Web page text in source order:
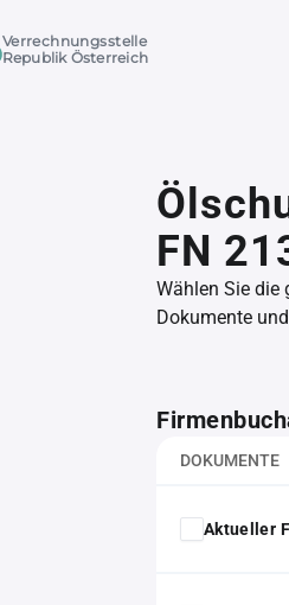
Verrechnungsstelle
Republik Österreich
FN
Wählen Sie die
Dokumente
DOKUMENTE
Aktueller